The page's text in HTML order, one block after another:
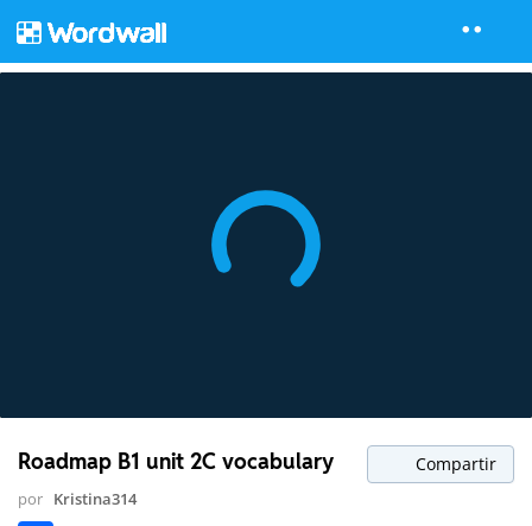
Roadmap B1 unit 2C vocabulary Compartir
por Kristina314